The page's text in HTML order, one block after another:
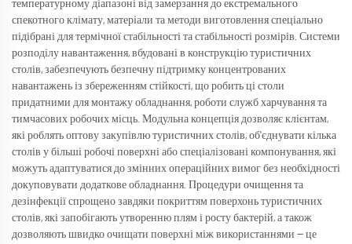
температурному діапазоні від замерзання до екстремального
спекотного клімату, матеріали та методи виготовлення спеціально
підібрані для термічної стабільності та стабільності розмірів. Системи
розподілу навантаження, вбудовані в конструкцію туристичних
столів, забезпечують безпечну підтримку концентрованих
навантажень із збереженням стійкості, що робить ці столи
придатними для монтажу обладнання, роботи служб харчування та
тимчасових робочих місць. Модульна концепція дозволяє клієнтам,
які роблять оптову закупівлю туристичних столів, об'єднувати кілька
столів у більші робочі поверхні або спеціалізовані компонування, які
можуть адаптуватися до змінних операційних вимог без необхідності
докуповувати додаткове обладнання. Процедури очищення та
дезінфекції спрощено завдяки покриттям поверхонь туристичних
столів, які запобігають утворенню плям і росту бактерій, а також
дозволяють швидко очищати поверхні між використаннями — це